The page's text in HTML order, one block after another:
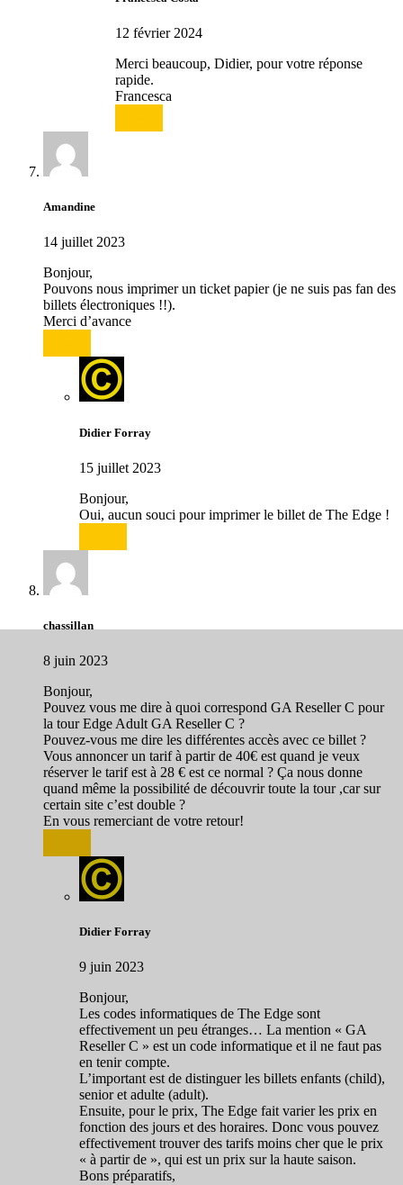
12 février 2024
Merci beaucoup, Didier, pour votre réponse
rapide.
Francesca
Amandine
14 juillet 2023
Bonjour,
Pouvons nous imprimer un ticket papier (je ne suis pas fan des
billets électroniques !!).
Merci d’avance
Didier Forray
15 juillet 2023
Bonjour,
Oui, aucun souci pour imprimer le billet de The Edge !
chassillan
8 juin 2023
Bonjour,
Pouvez vous me dire à quoi correspond GA Reseller C pour
la tour Edge Adult GA Reseller C ?
Pouvez-vous me dire les différentes accès avec ce billet ?
Vous annoncer un tarif à partir de 40€ est quand je veux
réserver le tarif est à 28 € est ce normal ? Ça nous donne
quand même la possibilité de découvrir toute la tour ,car sur
certain site c’est double ?
En vous remerciant de votre retour!
Didier Forray
9 juin 2023
Bonjour,
Les codes informatiques de The Edge sont
effectivement un peu étranges… La mention « GA
Reseller C » est un code informatique et il ne faut pas
en tenir compte.
L’important est de distinguer les billets enfants (child),
senior et adulte (adult).
Ensuite, pour le prix, The Edge fait varier les prix en
fonction des jours et des horaires. Donc vous pouvez
effectivement trouver des tarifs moins cher que le prix
« à partir de », qui est un prix sur la haute saison.
Bons préparatifs,